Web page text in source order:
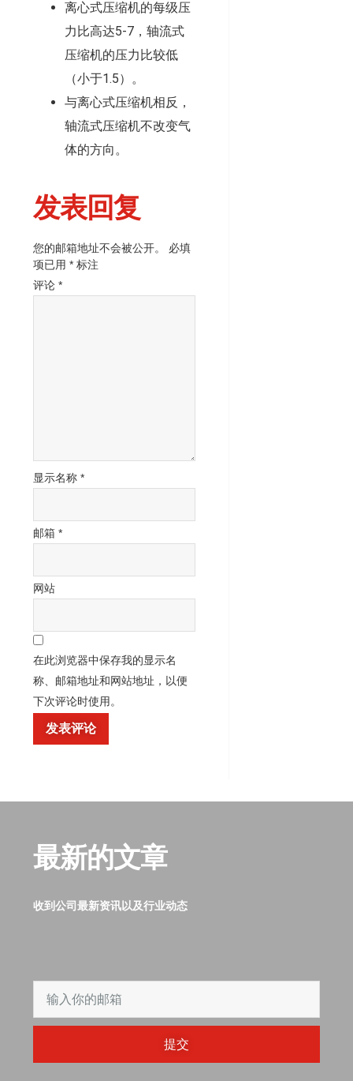
离心式压缩机的每级压
力比高达5-7，轴流式
压缩机的压力比较低
（小于1.5）。
与离心式压缩机相反，
轴流式压缩机不改变气
体的方向。
发表回复
您的邮箱地址不会被公开。
必填
项已用 * 标注
评论 *
显示名称 *
邮箱 *
网站
在此浏览器中保存我的显示名
称、邮箱地址和网站地址，以便
下次评论时使用。
最新的文章
收到公司最新资讯以及行业动态
提交